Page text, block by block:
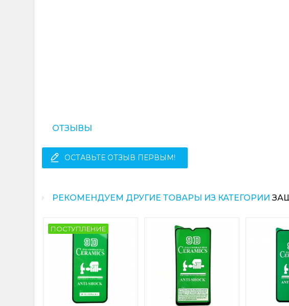
ОТЗЫВЫ
ОСТАВЬТЕ ОТЗЫВ ПЕРВЫМ!
РЕКОМЕНДУЕМ ДРУГИЕ ТОВАРЫ ИЗ КАТЕГОРИИ
ПОСТУПЛЕНИЕ